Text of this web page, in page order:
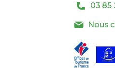
03 85
Nous